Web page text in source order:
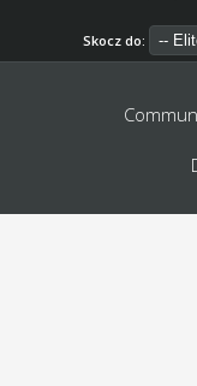
Skocz do: